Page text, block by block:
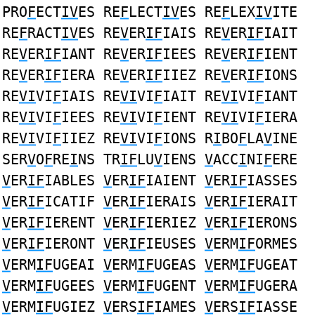
PROFECTIVES REFLECTIVES REFLEXIVITE
REFRACTIVES REVERIFIAIS REVERIFIAIT
REVERIFIANT REVERIFIEES REVERIFIENT
REVERIFIERA REVERIFIIEZ REVERIFIONS
REVIVIFIAIS REVIVIFIAIT REVIVIFIANT
REVIVIFIEES REVIVIFIENT REVIVIFIERA
REVIVIFIIEZ REVIVIFIONS RIBOFLAVINE
SERVOFREINS TRIFLUVIENS VACCINIFERE
VERIFIABLES VERIFIAIENT VERIFIASSES
VERIFICATIF VERIFIERAIS VERIFIERAIT
VERIFIERENT VERIFIERIEZ VERIFIERONS
VERIFIERONT VERIFIEUSES VERMIFORMES
VERMIFUGEAI VERMIFUGEAS VERMIFUGEAT
VERMIFUGEES VERMIFUGENT VERMIFUGERA
VERMIFUGIEZ VERSIFIAMES VERSIFIASSE